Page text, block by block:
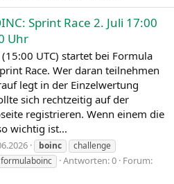
Sprint Race 2. Juli 17:00
Uhr
UTC) startet bei Formula
Race. Wer daran teilnehmen
legt in der Einzelwertung
sich rechtzeitig auf der
registrieren. Wenn einem die
wichtig ist...
boinc
challenge
formulaboinc Antworten: 0 Forum: